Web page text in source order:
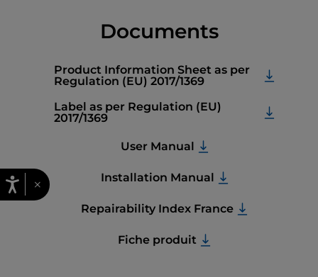
Documents
Product Information Sheet as per
Regulation (EU) 2017/1369
Label as per Regulation (EU)
2017/1369
User Manual
Installation Manual
Repairability Index France
Fiche produit
×